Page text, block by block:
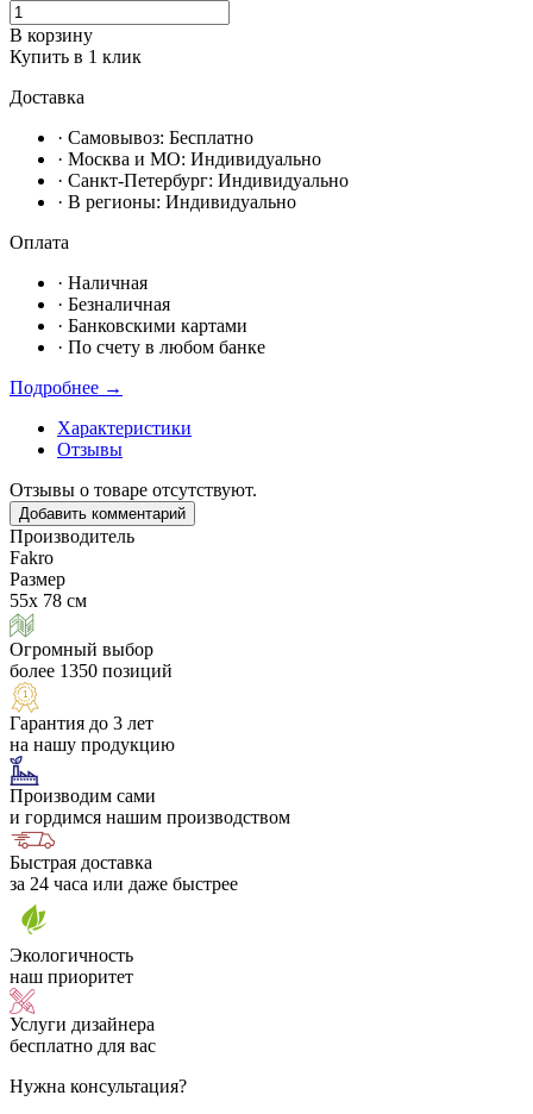
В корзину
Купить в 1 клик
Доставка
· Самовывоз: Бесплатно
· Москвa и МО: Индивидуально
· Санкт-Петербург: Индивидуально
· В регионы: Индивидуально
Оплата
· Наличная
· Безналичная
· Банковскими картами
· По счету в любом банке
Подробнее →
Характеристики
Отзывы
Отзывы о товаре отсутствуют.
Добавить комментарий
Производитель
Fakro
Размер
55х 78 см
Огромный выбор
более 1350 позиций
Гарантия до 3 лет
на нашу продукцию
Производим сами
и гордимся нашим производством
Быстрая доставка
за 24 часа или даже быстрее
Экологичность
наш приоритет
Услуги дизайнера
бесплатно для вас
Нужна консультация?